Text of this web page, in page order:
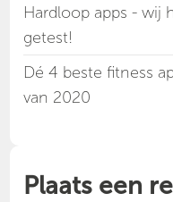
Hardloop apps - wij
getest!
Dé 4 beste fitness
van 2020
Plaats een